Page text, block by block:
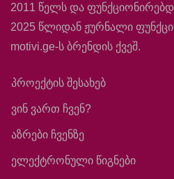
2011 წელს და
2025 წლიდან ჟურნალი
motivi.ge-ს ბრენდის ქვეშ.
პროექტის შესახებ
ვინ ვართ ჩვენ?
აზრები ჩვენზე
ელექტრონული წიგნები